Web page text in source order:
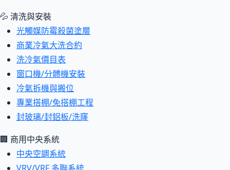
💦 清洗與安裝
光觸媒防霉殺菌塗層
商業冷氣大洗合約
洗冷氣價目表
窗口機/分體機安裝
冷氣拆機與搬位
專業搭棚/免搭棚工程
封玻璃/封鋁板/洗窿
🏢 商用中央系統
中央空調系統